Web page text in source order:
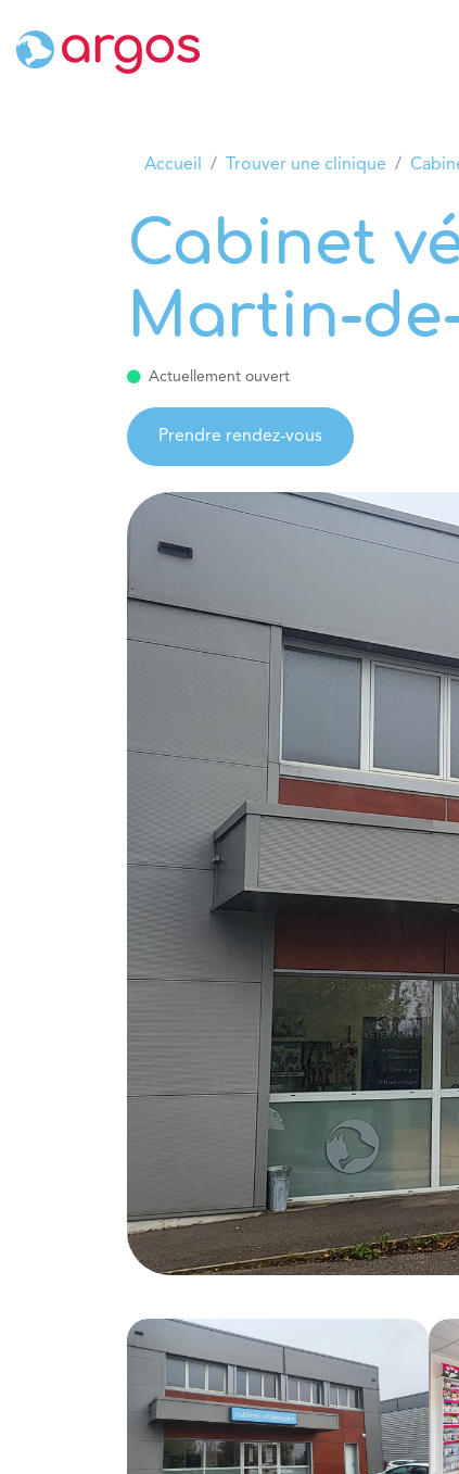
Accueil Trouver une clinique
Cabinet
Martin-
Actuellement ouvert
Prendre rendez-vous